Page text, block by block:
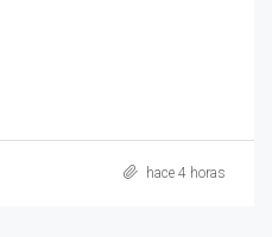
hace 4 horas